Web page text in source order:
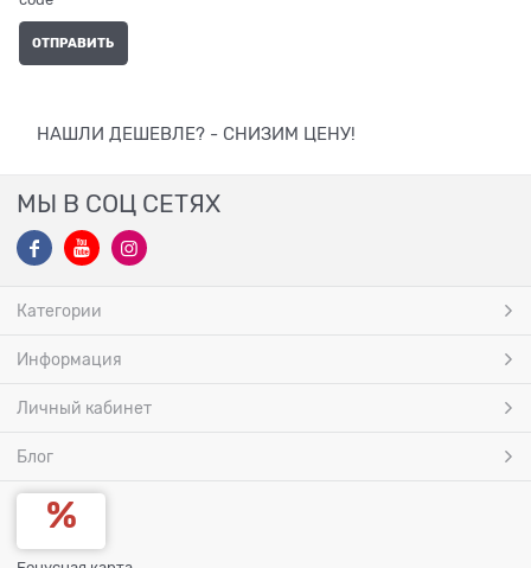
НАШЛИ ДЕШЕВЛЕ? - СНИЗИМ ЦЕНУ!
МЫ В СОЦ СЕТЯХ
Категории
Информация
Личный кабинет
Блог